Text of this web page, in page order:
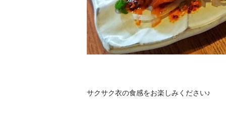
サクサク衣の食感をお楽しみください♪